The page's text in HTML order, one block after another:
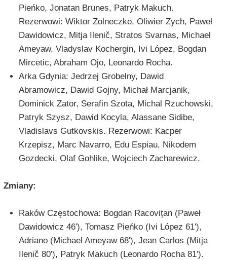
Pieńko, Jonatan Brunes, Patryk Makuch.
Rezerwowi: Wiktor Zolneczko, Oliwier Zych, Paweł
Dawidowicz, Mitja Ilenič, Stratos Svarnas, Michael
Ameyaw, Vladyslav Kochergin, Ivi López, Bogdan
Mircetic, Abraham Ojo, Leonardo Rocha.
Arka Gdynia: Jedrzej Grobelny, Dawid
Abramowicz, Dawid Gojny, Michał Marcjanik,
Dominick Zator, Serafin Szota, Michal Rzuchowski,
Patryk Szysz, Dawid Kocyla, Alassane Sidibe,
Vladislavs Gutkovskis. Rezerwowi: Kacper
Krzepisz, Marc Navarro, Edu Espiau, Nikodem
Gozdecki, Olaf Gohlike, Wojciech Zacharewicz.
Zmiany:
Raków Częstochowa: Bogdan Racovițan (Paweł
Dawidowicz 46′), Tomasz Pieńko (Ivi López 61′),
Adriano (Michael Ameyaw 68′), Jean Carlos (Mitja
Ilenič 80′), Patryk Makuch (Leonardo Rocha 81′).